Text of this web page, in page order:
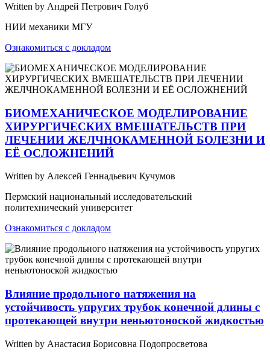
Written by Андрей Петрович Голуб
НИИ механики МГУ
Ознакомиться с докладом
БИОМЕХАНИЧЕСКОЕ МОДЕЛИРОВАНИЕ
ХИРУРГИЧЕСКИХ ВМЕШАТЕЛЬСТВ ПРИ
ЛЕЧЕНИИ ЖЕЛЧНОКАМЕННОЙ БОЛЕЗНИ И
ЕЁ ОСЛОЖНЕНИЙ
Written by Алексей Геннадьевич Кучумов
Пермский национальный исследовательский
политехнический университет
Ознакомиться с докладом
Влияние продольного натяжения на
устойчивость упругих трубок конечной длины с
протекающей внутри неньютоноской жидкостью
Written by Анастасия Борисовна Подопросветова